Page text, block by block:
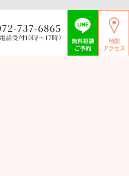
市にある皮膚科・美容皮膚科を
。シミ取り、ゼオスキン、ダー